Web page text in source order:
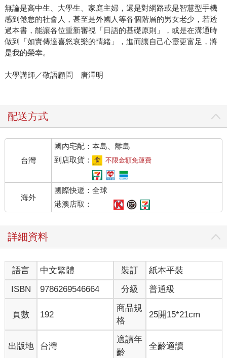
無論是高中生、大學生、家庭主婦，還是對網路或是智慧型手機
感到倦怠的社會人，甚至是外國人等各個階層的男女老少，若透
過本書，能讓各位重新審視「日語的基礎原則」，或是在溝通時
做到「如實傳達喜怒哀樂的情緒」，進而讓自己心靈更富足，將
是我的榮幸。
大學講師／敬語顧問 唐澤明
配送方式
台灣
國內宅配：本島、離島
到店取貨：
不限金額免運費
海外
國際快遞：全球
港澳店取：
詳細資料
語言 中文繁體 裝訂
紙本平裝
ISBN
9786269546664 分級 普通級
頁數 192
商品規
格
25開15*21cm
出版地 台灣
適讀年
齡
全齡適讀